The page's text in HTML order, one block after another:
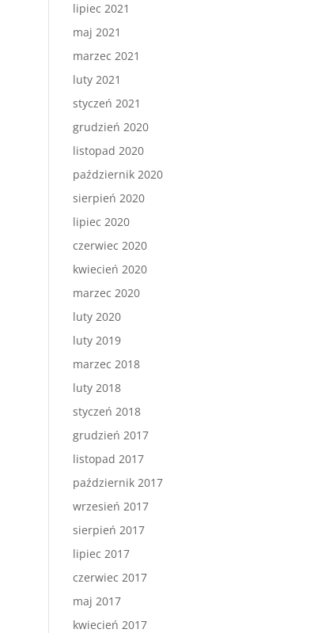
lipiec 2021
maj 2021
marzec 2021
luty 2021
styczeń 2021
grudzień 2020
listopad 2020
październik 2020
sierpień 2020
lipiec 2020
czerwiec 2020
kwiecień 2020
marzec 2020
luty 2020
luty 2019
marzec 2018
luty 2018
styczeń 2018
grudzień 2017
listopad 2017
październik 2017
wrzesień 2017
sierpień 2017
lipiec 2017
czerwiec 2017
maj 2017
kwiecień 2017